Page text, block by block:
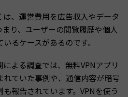
、運営費用を広告収入やデータ
り、ユーザーの閲覧履歴や個人
るケースがあるのです。
よる調査では、無料VPNアプリ
れていた事例や、通信内容が暗号
報告されています。VPNを使う